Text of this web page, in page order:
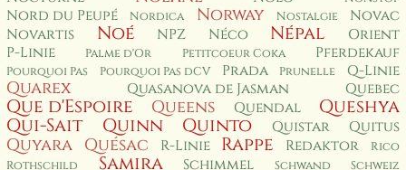
Nord du Peupé Nordica Norway Nostalgie
Novac
Novartis
Noé NPZ Néco Népal
Orient
P-Linie
Palme d'Or Petitcoeur Coka Pferdekauf
Pourquoi Pas Pourquoi Pas dCV Prada Prunelle Q-Linie
Quarex Quasanova de Jasman Quebec
Que d'Espoire Queens Quendal
Queshya
Qui-Sait
Quinn Quinto Quistar Quitus
Quyara Quésac R-Linie Rappe Redaktor
Rico
Rothschild
Samira Schimmel Schwand Schweiz